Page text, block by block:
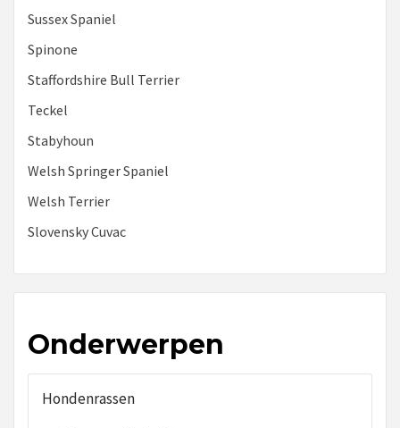
Sussex Spaniel
Spinone
Staffordshire Bull Terrier
Teckel
Stabyhoun
Welsh Springer Spaniel
Welsh Terrier
Slovensky Cuvac
Onderwerpen
Hondenrassen